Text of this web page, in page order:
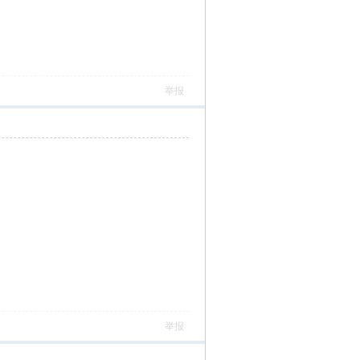
举报
举报